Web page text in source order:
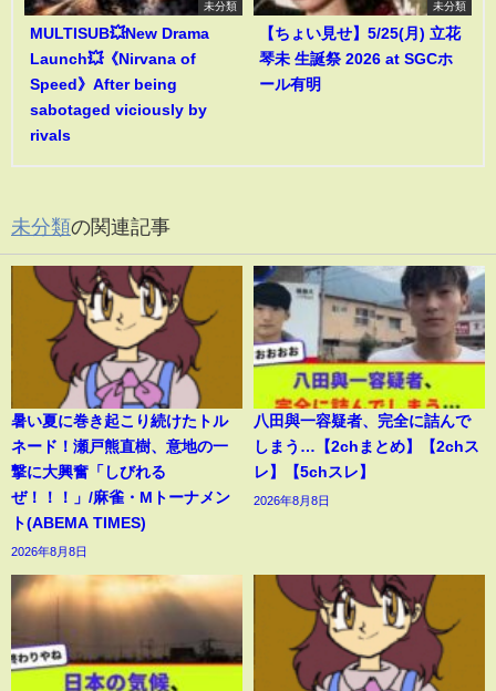
未分類
MULTISUB💥New Drama
Launch💥《Nirvana of
Speed》After being
sabotaged viciously by
rivals
未分類
【ちょい見せ】5/25(月) 立花
琴未 生誕祭 2026 at SGCホ
ール有明
未分類の関連記事
暑い夏に巻き起こり続けたトル
ネード！瀬戸熊直樹、意地の一
撃に大興奮「しびれる
ぜ！！！」/麻雀・Mトーナメン
ト(ABEMA TIMES)
2026年8月8日
八田與一容疑者、完全に詰んで
しまう…【2chまとめ】【2chス
レ】【5chスレ】
2026年8月8日